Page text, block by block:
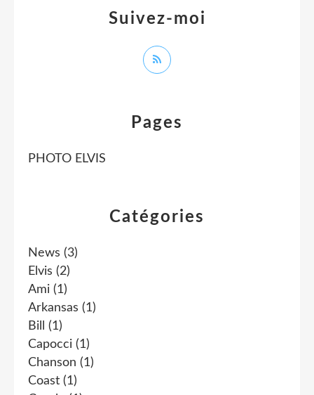
Catégories
News (3)
Elvis (2)
Ami (1)
Arkansas (1)
Bill
(1)
Capocci (1)
Chanson (1)
Coast (1)
Pages
PHOTO ELVIS
Suivez-moi